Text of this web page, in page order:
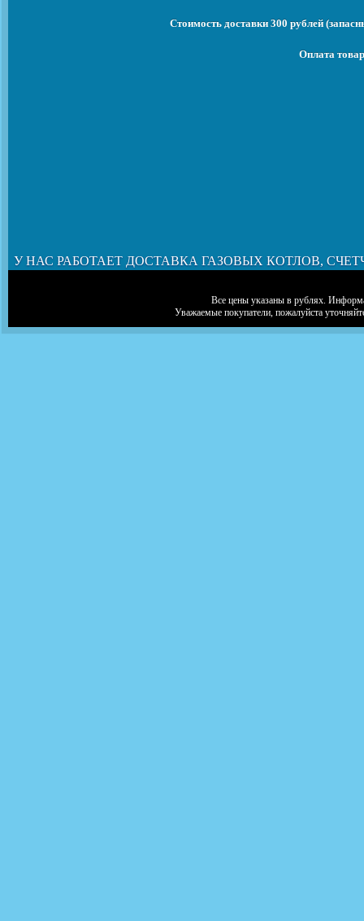
Стоимость доставки 300 рублей
Оплата
У НАС РАБОТАЕТ ДОСТАВКА ГАЗОВЫХ КОТЛОВ,
Все цены указаны в рублях.
Уважаемые покупатели, пожалуйста